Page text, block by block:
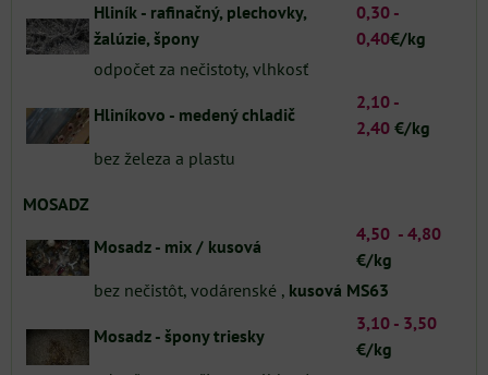
Hliník - rafinačný, plechovky,
žalúzie, špony
0,30 -
0,40€/kg
odpočet za nečistoty, vlhkosť
Hliníkovo - medený chladič
2,10 -
2,40 €/kg
bez železa a plastu
MOSADZ
Mosadz - mix / kusová
4,50 - 4,80
€/kg
bez nečistôt, vodárenské , kusová MS63
Mosadz - špony triesky
3,10 - 3,50
€/kg